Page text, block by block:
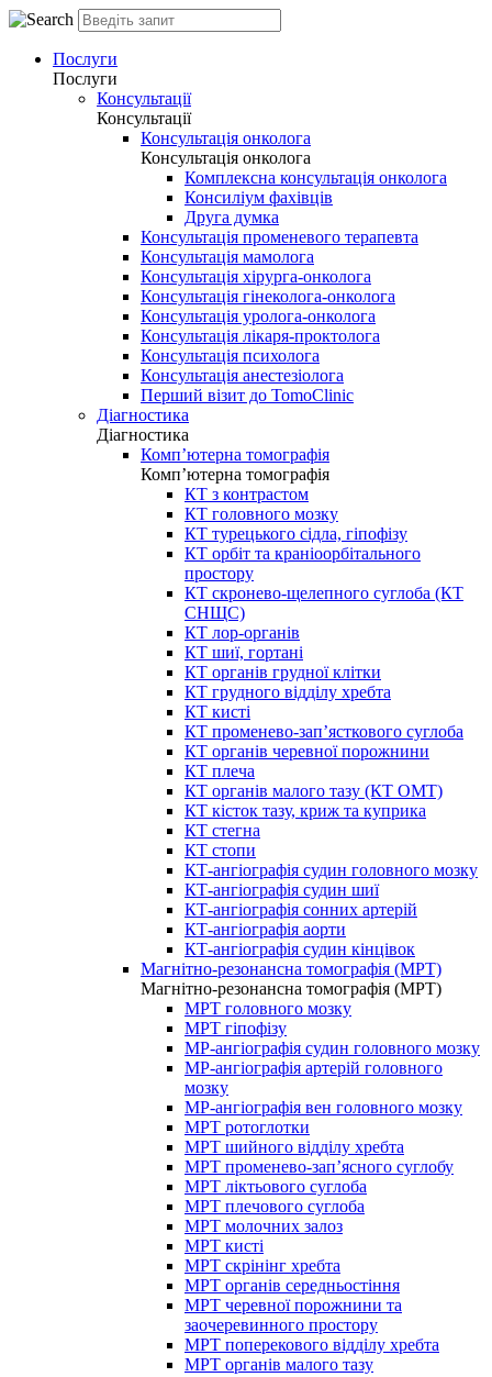
Послуги
Послуги
Консультації
Консультації
Консультація онколога
Консультація онколога
Комплексна консультація онколога
Консиліум фахівців
Друга думка
Консультація променевого терапевта
Консультація мамолога
Консультація хірурга-онколога
Консультація гінеколога-онколога
Консультація уролога-онколога
Консультація лікаря-проктолога
Консультація психолога
Консультація анестезіолога
Перший візит до TomoClinic
Діагностика
Діагностика
Комп’ютерна томографія
Комп’ютерна томографія
КТ з контрастом
КТ головного мозку
КТ турецького сідла, гіпофізу
КТ орбіт та краніоорбітального
простору
КТ скронево-щелепного суглоба (КТ
СНЩС)
КТ лор-органів
КТ шиї, гортані
КТ органів грудної клітки
КТ грудного відділу хребта
КТ кисті
КТ променево-зап’ясткового суглоба
КТ органів черевної порожнини
КТ плеча
КТ органів малого тазу (КТ ОМТ)
КТ кісток тазу, криж та куприка
КТ стегна
КТ стопи
КТ-ангіографія судин головного мозку
КТ-ангіографія судин шиї
КТ-ангіографія сонних артерій
КТ-ангіографія аорти
КТ-ангіографія судин кінцівок
Магнітно-резонансна томографія (МРТ)
Магнітно-резонансна томографія (МРТ)
МРТ головного мозку
МРТ гіпофізу
МР-ангіографія судин головного мозку
МР-ангіографія артерій головного
мозку
МР-ангіографія вен головного мозку
МРТ ротоглотки
МРТ шийного відділу хребта
МРТ променево-зап’ясного суглобу
МРТ ліктьового суглоба
МРТ плечового суглоба
МРТ молочних залоз
МРТ кисті
МРТ скрінінг хребта
МРТ органів середньостіння
МРТ черевної порожнини та
заочеревинного простору
МРТ поперекового відділу хребта
МРТ органів малого тазу